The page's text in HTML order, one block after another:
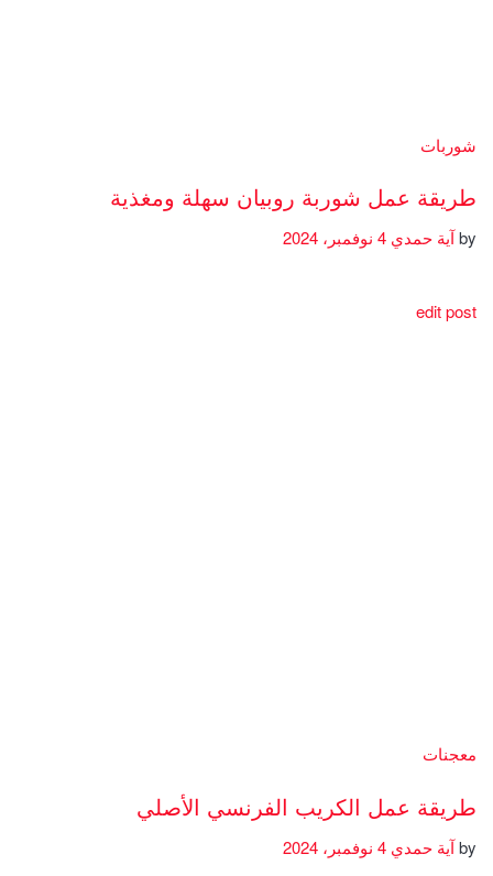
شوربات
طريقة عمل شوربة روبيان سهلة ومغذية
byآية حمدي
edit post
معجنات
طريقة عمل الكريب الفرنسي الأصلي
byآية حمدي